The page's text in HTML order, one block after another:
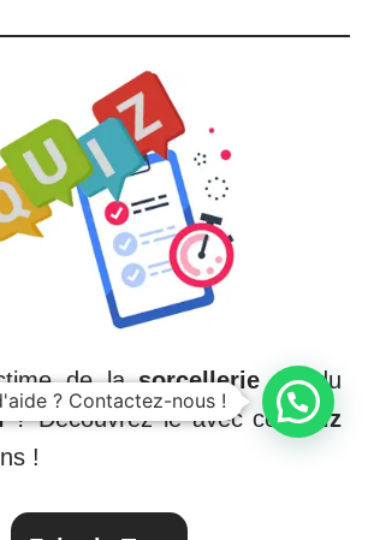
de lasorcellerieou du
? Découvrez le avec ceQuiz
!
? Contactez-nous !